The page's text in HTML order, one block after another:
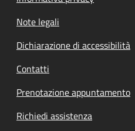
Note legali
Dichiarazione di accessibilità
Contatti
Prenotazione appuntamento
Richiedi assistenza